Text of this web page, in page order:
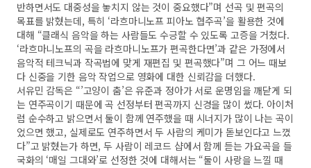
반하면서도 대중성을 놓치지 않는 것이 중요했다”며 선곡 및 편곡의
목표를 밝혔는데, 특히 ‘라흐마니노프 피아노 협주곡’을 활용한 것에
대해 “클래식 음악을 하는 사람들도 수긍할 수 있도록 고증을 거쳤다.
‘라흐마니노프의 곡을 라흐마니노프가 편곡한다면’과 같은 가정에서
음악적 테크닉과 작곡법에 맞게 재편집 및 편곡했다”며 그 어느 때보
다 신중을 기한 음악 작업으로 영화에 대한 신뢰감을 더했다.
서유민 감독은 “’고양이 춤’은 유준과 정아가 서로 운명임을 깨닫게 되
는 연주곡이기 때문에 곡 선정부터 편곡까지 신경을 많이 썼다. 아이처
럼 순수하고 밝으면서 둘이 함께 연주했을 때 시너지가 많이 나는 곡이
었으면 했고, 실제로도 연주하면서 두 사람의 케미가 돋보인다고 느꼈
다”고 밝혔는가 하면, 두 사람이 레코드 샵에서 함께 듣는 가요곡을 들
국화의 ‘매일 그대와’로 선정한 것에 대해서는 “둘이 사랑을 느낄 때